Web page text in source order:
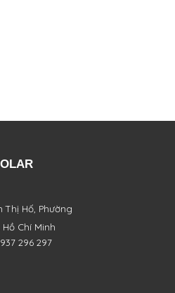
Hố, Phường
Hồ Chí Minh
296 297